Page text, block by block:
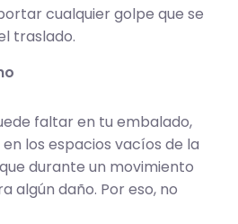
cualquier golpe que se
traslado.
faltar en tu embalado,
los espacios vacíos de la
durante un movimiento
algún daño. Por eso, no